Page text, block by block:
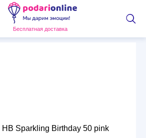
Бесплатная доставка